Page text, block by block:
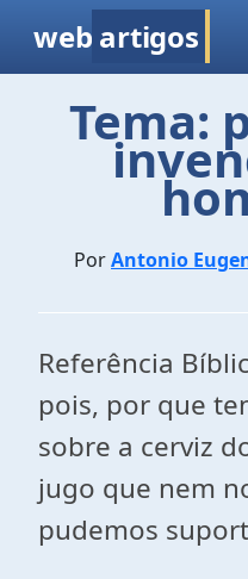
web artigos
Tema:
PorAntonio
Referência
pois, por que
sobre a cerviz
jugo que nem
pudemos